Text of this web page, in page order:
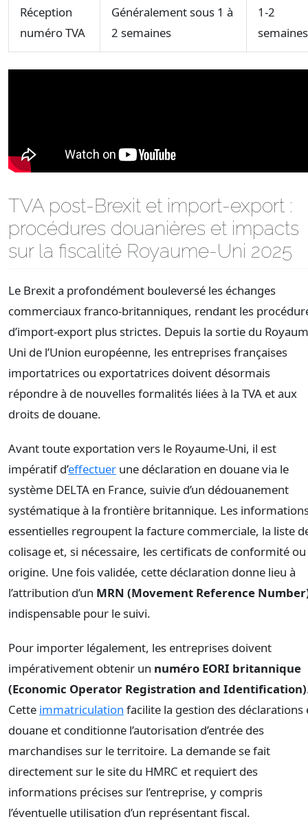
Réception
numéro TVA
Généralement sous 1 à
2 semaines
1-2
semaines
TVA post-Brexit et import-export :
procédures douanières et impacts
sur la fiscalité Royaume-Uni 2025
Le Brexit a profondément bouleversé les échanges
commerciaux franco-britanniques, rendant les
d’import-export plus strictes. Depuis la sortie du
Uni de l’Union européenne, les entreprises françaises
importatrices ou exportatrices doivent désormais
répondre à de nouvelles formalités liées à la TVA et aux
droits de douane.
Avant toute exportation vers le Royaume-Uni, il est
impératif d’effectuer une déclaration en douane via le
système DELTA en France, suivie d’un dédouanement
systématique à la frontière britannique. Les
essentielles regroupent la facture commerciale, la liste
colisage et, si nécessaire, les certificats de conformité ou
origine. Une fois validée, cette déclaration donne lieu à
l’attribution d’un MRN (Movement Reference
indispensable pour le suivi.
Pour importer légalement, les entreprises doivent
impérativement obtenir un numéro EORI britannique
(Economic Operator Registration and Identification)
Cette immatriculation facilite la gestion des déclarations
douane et conditionne l’autorisation d’entrée des
marchandises sur le territoire. La demande se fait
directement sur le site du HMRC et requiert des
informations précises sur l’entreprise, y compris
l’éventuelle utilisation d’un représentant fiscal.